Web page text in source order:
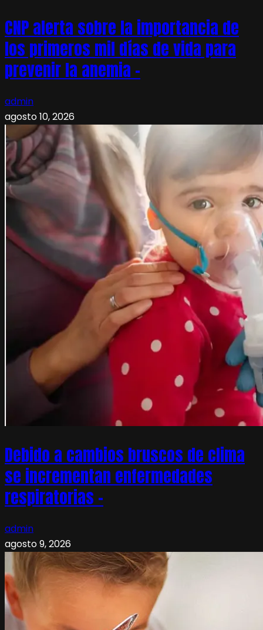
CNP alerta sobre la importancia de
los primeros mil días de vida para
prevenir la anemia –
admin
agosto 10, 2026
Debido a cambios bruscos de clima
se incrementan enfermedades
respiratorias –
admin
agosto 9, 2026